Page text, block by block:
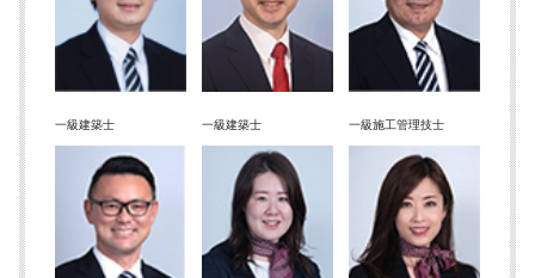
一級建築士 一級建築士 一級施工管理技士